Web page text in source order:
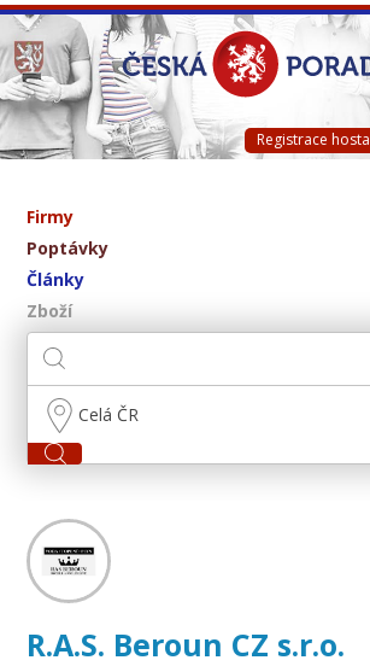
Registrace hosta
Firmy
Poptávky
Články
Zboží
Celá ČR
R.A.S. Beroun CZ s.r.o.